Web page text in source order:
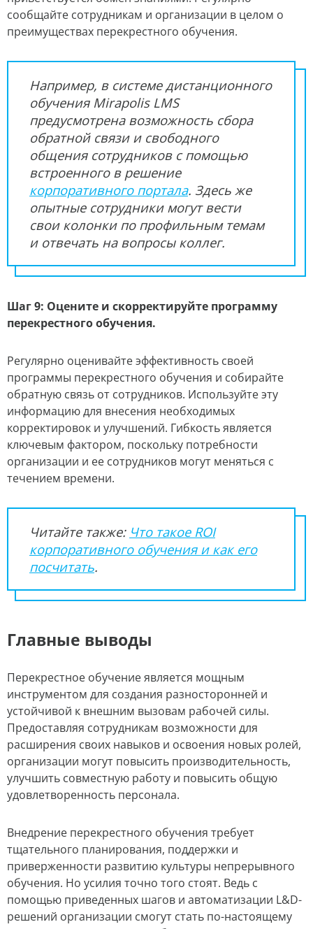
сообщайте сотрудникам и организации в целом о
преимуществах перекрестного обучения.
Например, в системе дистанционного
обучения Mirapolis LMS
предусмотрена возможность сбора
обратной связи и свободного
общения сотрудников с помощью
встроенного в решение
корпоративного портала. Здесь же
опытные сотрудники могут вести
свои колонки по профильным темам
и отвечать на вопросы коллег.
Шаг 9: Оцените и скорректируйте программу
перекрестного обучения.
Регулярно оценивайте эффективность своей
программы перекрестного обучения и собирайте
обратную связь от сотрудников. Используйте эту
информацию для внесения необходимых
корректировок и улучшений. Гибкость является
ключевым фактором, поскольку потребности
организации и ее сотрудников могут меняться с
течением времени.
Читайте также: Что такое ROI
корпоративного обучения и как его
посчитать.
Главные выводы
Перекрестное обучение является мощным
инструментом для создания разносторонней и
устойчивой к внешним вызовам рабочей силы.
Предоставляя сотрудникам возможности для
расширения своих навыков и освоения новых ролей,
организации могут повысить производительность,
улучшить совместную работу и повысить общую
удовлетворенность персонала.
Внедрение перекрестного обучения требует
тщательного планирования, поддержки и
приверженности развитию культуры непрерывного
обучения. Но усилия точно того стоят. Ведь с
помощью приведенных шагов и автоматизации L&D-
решений организации смогут стать по-настоящему